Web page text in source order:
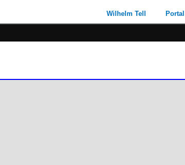
Wilhelm Tell Portal